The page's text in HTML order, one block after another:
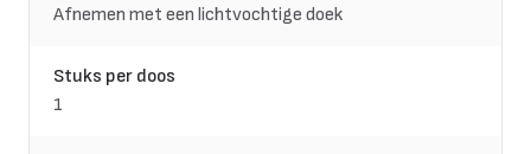
Afnemen met een lichtvochtige doek
Stuks per doos
1